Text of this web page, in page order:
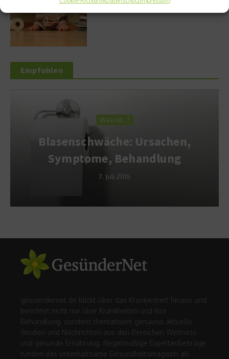
Empfohlen
Was ist…?
Blasenschwäche: Ursachen,
Symptome, Behandlung
7. Juli 2015
gesuendernet.de blickt über das Krankenbett hinaus und
berichtet nicht nur über Krankheiten und ihre
Behandlung, sondern thematisiert genauso aktuelle
Studien und Nachrichten aus den Bereichen Wellness
und gesunde Ernährung. Regelmäßige Expertenbeiträge
runden das unterhaltsame Gesundheitsmagazin ab.